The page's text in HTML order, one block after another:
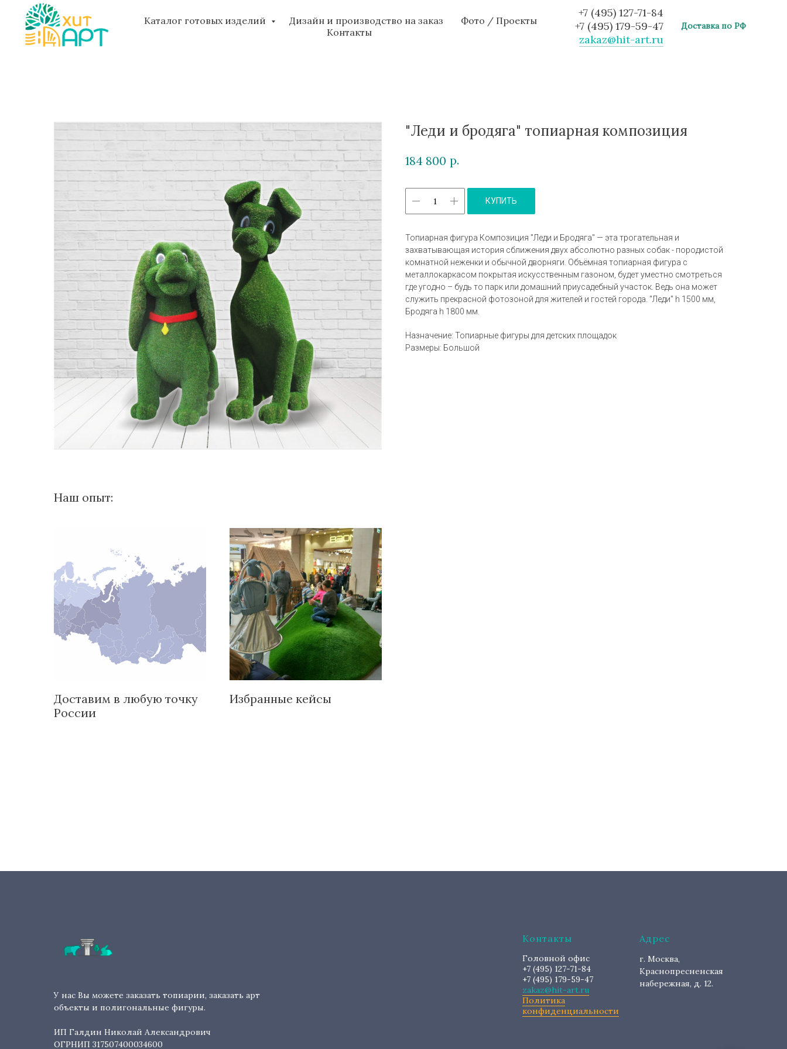
Каталог готовых изделий Дизайн и производство на заказ
Фото / Проекты
Контакты
+7 (495) 127-71-84
+7 (495) 179-59-47
zakaz@hit-art.ru
Доставка по РФ
"Леди и бродяга" топиарная композиция
184 800 р.
КУПИТЬ
Топиарная фигура Композиция "Леди и Бродяга" — эта трогательная и
захватывающая история сближения двух абсолютно разных собак - породистой
комнатной неженки и обычной дворняги. Объёмная топиарная фигура с
металлокаркасом покрытая искусственным газоном, будет уместно смотреться
где угодно – будь то парк или домашний приусадебный участок. Ведь она может
служить прекрасной фотозоной для жителей и гостей города. "Леди" h 1500 мм,
Бродяга h 1800 мм.
Назначение: Топиарные фигуры для детских площадок
Размеры: Большой
Наш опыт:
Доставим в любую точку
России
Избранные кейсы
У нас Вы можете заказать топиарии, заказать арт
объекты и полигональные фигуры.
ИП Галдин Николай Александрович
ОГРНИП 317507400034600
Контакты
Головной офис
+7 (495) 127-71-84
+7 (495) 179-59-47
zakaz@hit-art.ru
Политика
конфиденциальности
Адрес
г. Москва,
Краснопресненская
набережная, д. 12.